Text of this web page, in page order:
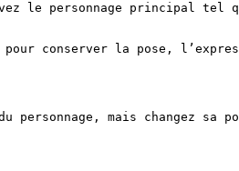
le personnage principal
pour conserver la pose,
mais changez sa